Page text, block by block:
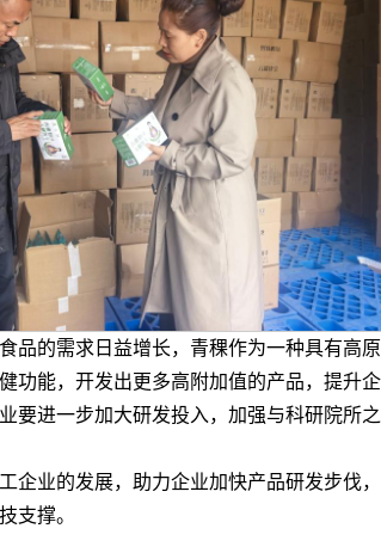
品的需求日益增长，青稞作为一种具有高
功能，开发出更多高附加值的产品，提升
要进一步加大研发投入，加强与科研院所
企业的发展，助力企业加快产品研发步伐
支撑。